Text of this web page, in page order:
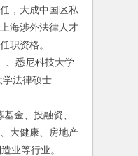
，大成中国区私
海涉外法律人才
职资格。
悉尼科技大学
法律硕士
金、投融资、
大健康、房地产
业等行业。